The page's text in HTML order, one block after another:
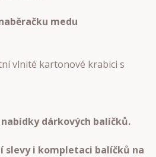
medu
vlnité kartonové krabici s
dárkových balíčků.
slevy i kompletaci balíčků na